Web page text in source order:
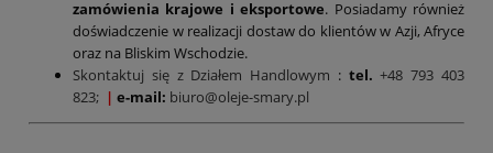
zamówienia krajowe i eksportowe. Posiadamy również
doświadczenie w realizacji dostaw do klientów w Azji, Afryce
oraz na Bliskim Wschodzie.
Skontaktuj się z Działem Handlowym : tel.+48 793 403
823; | e-mail: biuro@oleje-smary.pl